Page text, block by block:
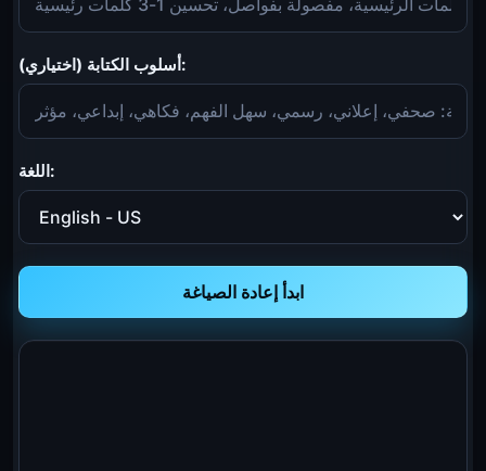
أسلوب الكتابة (اختياري):
اللغة:
ابدأ إعادة الصياغة